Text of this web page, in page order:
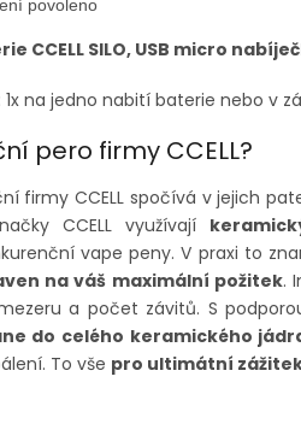
povoleno
CCELL SILO, USB micro
na jedno nabití baterie nebo v
pero firmy CCELL?
firmy CCELL spočívá v jejich
CCELL využívají
vape peny. V praxi to
na váš maximální požitek.
a počet závitů. S
do celého keramického
To vše pro ultimátní